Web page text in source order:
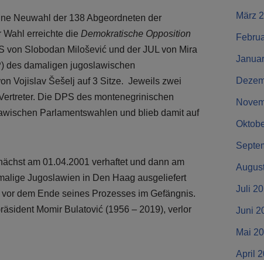
Neuwahl der 138 Abgeordneten der
erreichte die Demokratische Opposition
von Slobodan Milošević und der JUL von Mira
des damaligen jugoslawischen
Vojislav Šešelj auf 3 Sitze. Jeweils zwei
Die DPS des montenegrinischen
Parlamentswahlen und blieb damit auf
am 01.04.2001 verhaftet und dann am
Jugoslawien in Den Haag ausgeliefert
dem Ende seines Prozesses im Gefängnis.
Momir Bulatović (1956 – 2019), verlor
März
Juli
Juni
Mai
April